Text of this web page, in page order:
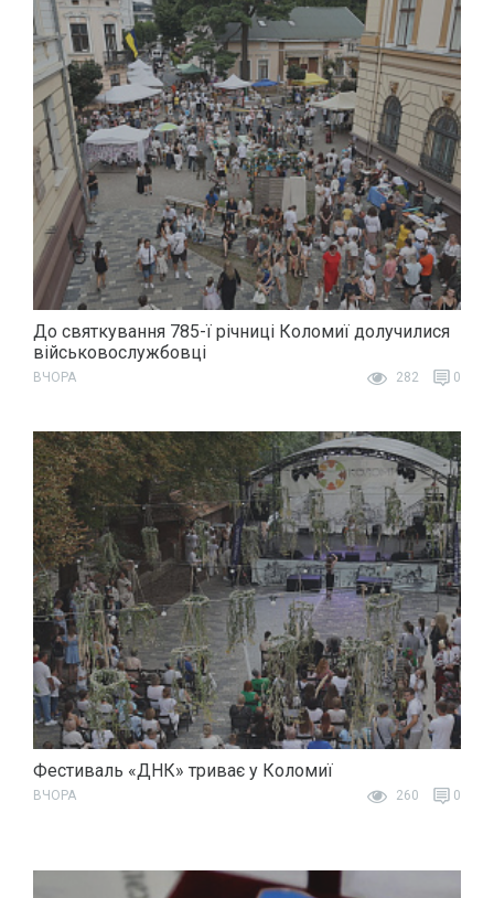
До святкування 785-ї річниці Коломиї долучилися
військовослужбовці
ВЧОРА 282 0
Фестиваль «ДНК» триває у Коломиї
ВЧОРА 260 0